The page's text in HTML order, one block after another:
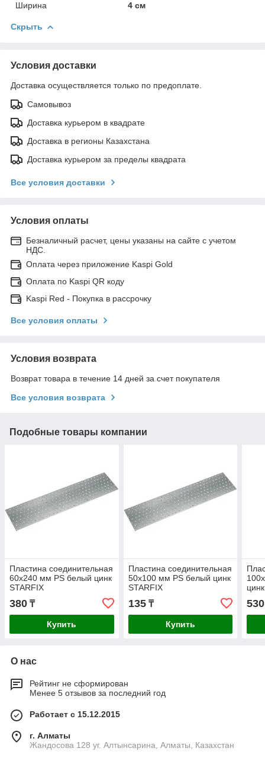
Ширина
4 см
Скрыть
Условия доставки
Доставка осуществляется только по предоплате.
Самовывоз
Доставка курьером в квадрате
Доставка в регионы Казахстана
Доставка курьером за пределы квадрата
Все условия доставки
Условия оплаты
Безналичный расчет, цены указаны на сайте с учетом
НДС.
Оплата через приложение Kaspi Gold
Оплата по Kaspi QR коду
Kaspi Red - Покупка в рассрочку
Все условия оплаты
Условия возврата
Возврат товара в течение 14 дней за счет покупателя
Все условия возврата
Подобные товары компании
Пластина соединительная
60х240 мм PS белый цинк
STARFIX
380 ₸
Купить
Пластина соединительная
50х100 мм PS белый цинк
STARFIX
135₸
Купить
530
О нас
Рейтинг не сформирован
Менее 5 отзывов за последний год
Работает с 15.12.2015
г. Алматы
Жандосова 128 уг. Алтынсарина, Алматы, Казахстан